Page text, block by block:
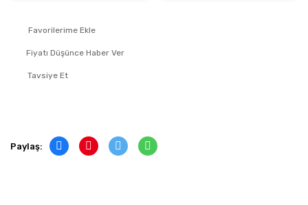
Fiyatı Düşünce Haber Ver
Tavsiye Et
Paylaş: